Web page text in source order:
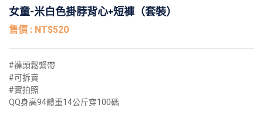
女童-米白色掛脖背心+短褲（套裝）
NT$520
#褲頭鬆緊帶
#可拆賣
#實拍照
QQ身高94體重14公斤穿100碼